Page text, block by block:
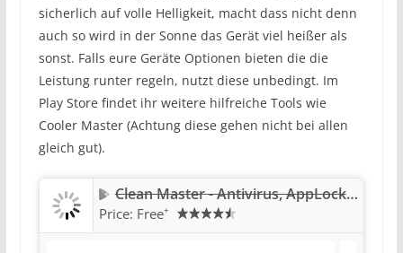
sicherlich auf volle Helligkeit, macht dass nicht denn
auch so wird in der Sonne das Gerät viel heißer als
sonst. Falls eure Geräte Optionen bieten die die
Leistung runter regeln, nutzt diese unbedingt. Im
Play Store findet ihr weitere hilfreiche Tools wie
Cooler Master (Achtung diese gehen nicht bei allen
gleich gut).
Clean Master - Antivirus, AppLock + Bereiniger
Price: Free+